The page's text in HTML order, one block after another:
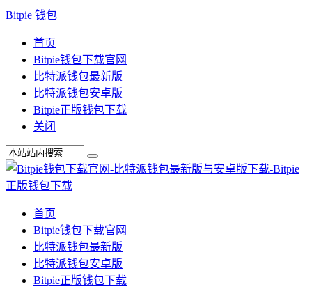
Bitpie 钱包
首页
Bitpie钱包下载官网
比特派钱包最新版
比特派钱包安卓版
Bitpie正版钱包下载
关闭
首页
Bitpie钱包下载官网
比特派钱包最新版
比特派钱包安卓版
Bitpie正版钱包下载